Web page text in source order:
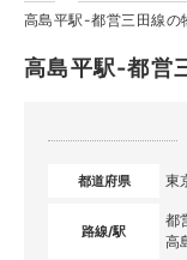
高島平駅-都営三田線の
高島平駅-都営
都道府県 東
路線/駅
都
高